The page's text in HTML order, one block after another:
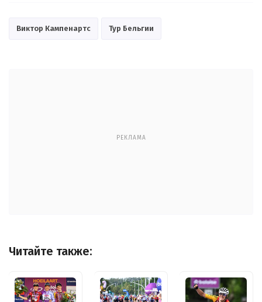
Виктор Кампенартс Тур Бельгии
РЕКЛАМА
Читайте также: